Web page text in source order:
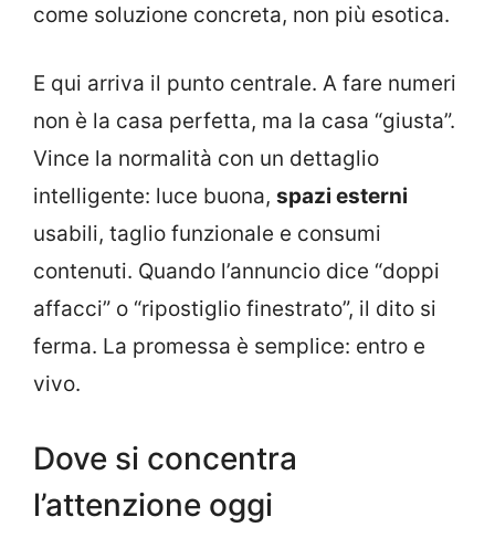
come soluzione concreta, non più esotica.
E qui arriva il punto centrale. A fare numeri
non è la casa perfetta, ma la casa “giusta”.
Vince la normalità con un dettaglio
intelligente: luce buona, spazi esterni
usabili, taglio funzionale e consumi
contenuti. Quando l’annuncio dice “doppi
affacci” o “ripostiglio finestrato”, il dito si
ferma. La promessa è semplice: entro e
vivo.
Dove si concentra
l’attenzione oggi